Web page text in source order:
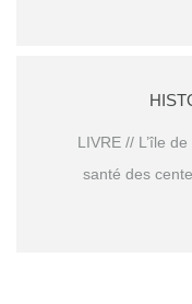
LIVRE // L’île
santé des